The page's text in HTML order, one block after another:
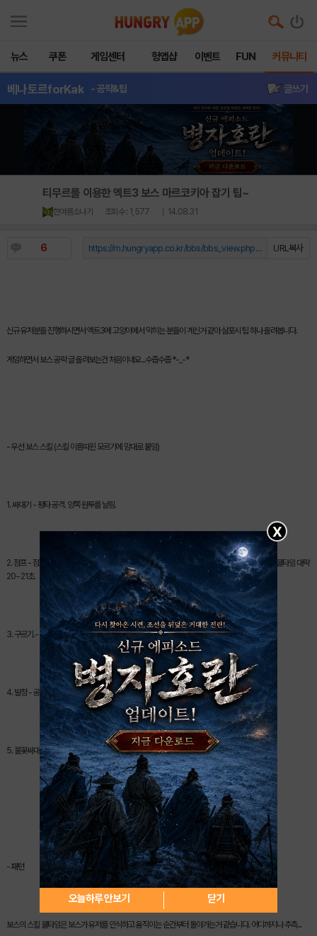
뉴스 쿠폰 게임센터 헝앱샵 이벤트 FUN 커뮤니티
베나토르forKak - 공략&팁 글쓰기
티무르를 이용한 엑트3 보스 마르코키아 잡기 팁~
한여름소나기 조회수 : 1,577 | 14.08.31
6 URL복사
https://m.hungryapp.co.kr/bbs/bbs_view.php?durl=Y...
신규 유저분들 진행하시면서 엑트3에 고양이에서 막히는 분들이 계신거 같아 살포시 팁 하나 올려봅니다.
게임하면서 보스 공략 글 올려보는건 처음이네요...수줍수줍 *-_-*
- 우선 보스 스킬 (스킬 이름따윈 모르기에 맘대로 붙임)
1. 싸대기 - 평타 공격. 양쪽 원투를 날림.
2. 점프 - 점프한다음 내려오면서 쿵~ 데미지+범위 스턴. 근접케릭은 전부 스턴걸린다고 보면됨. 쿨타임 대략
20~21초.
3. 구르기.- 데굴데굴 굴러서 짓밟히는 대상에 데미지.
4. 발정 - 공속 버프. 발정이 나서 미친듯이 싸대기를 날림.
5. 불꽃싸대기 - 강하게 싸대기 한방 날림. 많이 강하진 않은듯..
- 패턴
보스의 스킬 쿨타임은 보스가 유저를 인식하고 움직이는 순간부터 돌아가는거 같습니다. 어디까지나 추측...
X
오늘하루 안보기 닫기